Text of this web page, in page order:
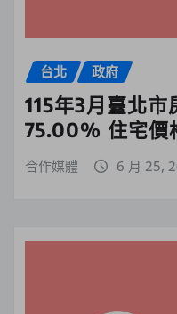
台北 政府
115年3月臺北
75.00% 住宅價
合作媒體 6 月 25,